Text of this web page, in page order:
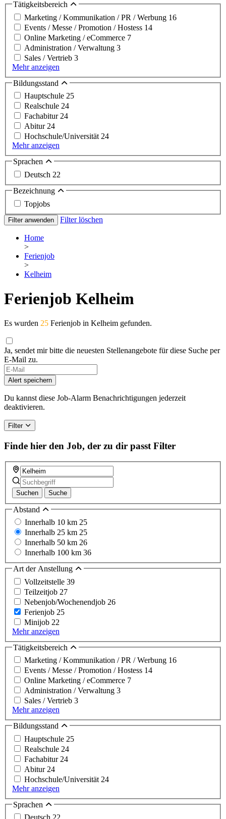
Tätigkeitsbereich
Marketing / Kommunikation / PR / Werbung 16
Events / Messe / Promotion / Hostess 14
Online Marketing / eCommerce 7
Administration / Verwaltung 3
Sales / Vertrieb 3
Mehr anzeigen
Bildungsstand
Hauptschule 25
Realschule 24
Fachabitur24
Abitur24
Hochschule/Universität24
Mehr anzeigen
Sprachen
Deutsch 22
Bezeichnung
Topjobs
Filter anwenden Filter löschen
Home
>
Ferienjob
>
Kelheim
Ferienjob Kelheim
Es wurden 25 Ferienjob in Kelheim gefunden.
Ja, sendet mir bitte die neuesten Stellenangebote für diese Suche per
E-Mail zu.
Alert speichern
Du kannst diese Job-Alarm Benachrichtigungen jederzeit
deaktivieren.
Filter
Finde hier den Job, der zu dir passt Filter
Suchen Suche
Abstand
Innerhalb 10 km 25
Innerhalb 25 km 25
Innerhalb 50 km 26
Innerhalb 100 km 36
Art der Anstellung
Vollzeitstelle 39
Teilzeitjob 27
Nebenjob/Wochenendjob 26
Ferienjob 25
Minijob 22
Mehr anzeigen
Tätigkeitsbereich
Marketing / Kommunikation / PR / Werbung 16
Events / Messe / Promotion / Hostess 14
Online Marketing / eCommerce 7
Administration / Verwaltung 3
Sales / Vertrieb 3
Mehr anzeigen
Bildungsstand
Hauptschule 25
Realschule 24
Fachabitur 24
Abitur 24
Hochschule/Universität 24
Mehr anzeigen
Sprachen